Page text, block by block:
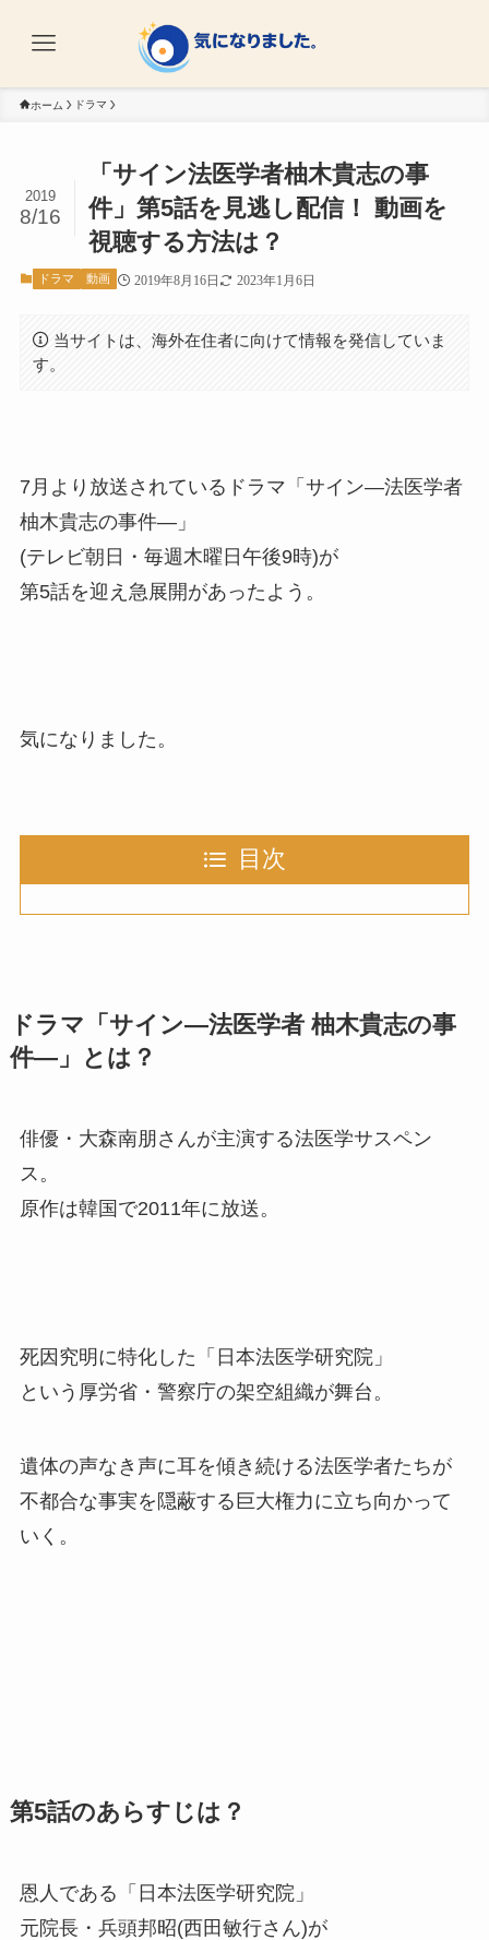
ホーム ドラマ
「サイン法医学者柚木貴志の事
件」第5話を見逃し配信！ 動画を
視聴する方法は？
2019
8/16
ドラマ 動画 2019年8月16日 2023年1月6日
当サイトは、海外在住者に向けて情報を発信していま
す。
7月より放送されているドラマ「サイン―法医学者
柚木貴志の事件―」
(テレビ朝日・毎週木曜日午後9時)が
第5話を迎え急展開があったよう。
気になりました。
目次
ドラマ「サイン―法医学者 柚木貴志の事
件―」とは？
俳優・大森南朋さんが主演する法医学サスペン
ス。
原作は韓国で2011年に放送。
死因究明に特化した「日本法医学研究院」
という厚労省・警察庁の架空組織が舞台。
遺体の声なき声に耳を傾き続ける法医学者たちが
不都合な事実を隠蔽する巨大権力に立ち向かって
いく。
第5話のあらすじは？
恩人である「日本法医学研究院」
元院長・兵頭邦昭(西田敏行さん)が